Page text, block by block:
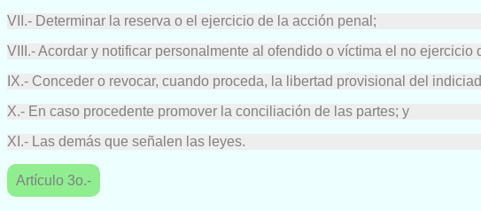
VII.- Determinar la reserva o el ejercicio de la acción penal;
VIII.- Acordar y notificar personalmente al ofendido o víctima el no
IX.- Conceder o revocar, cuando proceda, la libertad provisional del
X.- En caso procedente promover la conciliación de las partes; y
XI.- Las demás que señalen las leyes.
Artículo 3o.-